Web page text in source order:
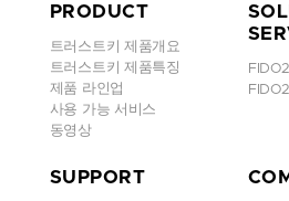
최근에는 이 패스키라는 것이(보다 정확
한다는 핵심 개념이) 클라우드 서비스, 웹
서 적용되고 있다. 우버(Uber)도 도입하
s)도 이 기술로 사용자들의 접속을 허용
패스키를 도입하는 기업들도 많아지고 있
키 기술 전문 업체 코바도(Corbado)의
PRODUCT
트러스트키 제품개요
트러스트키 제품특징
제품 라인업
사용 가능 서비스
동영상
FIDO2
SUPPORT